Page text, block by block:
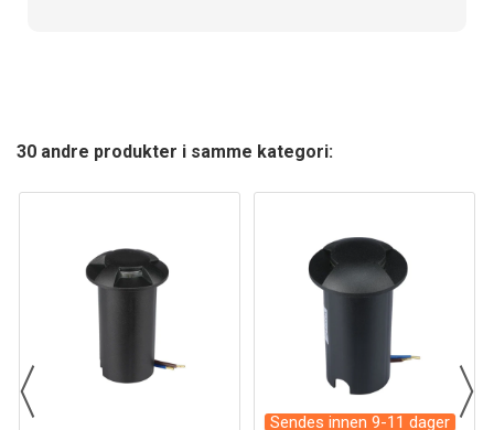
30 andre produkter i samme kategori:
Sendes innen 9-11 dager